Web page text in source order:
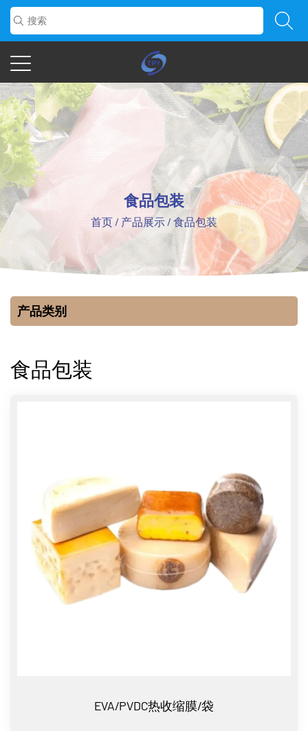
食品包装
首页 / 产品展示 / 食品包装
产品类别
食品包装
EVA/PVDC热收缩膜/袋